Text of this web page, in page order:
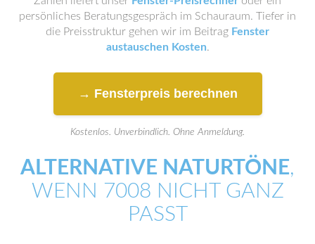
persönliches Beratungsgespräch im Schauraum. Tiefer in
die Preisstruktur gehen wir im Beitrag Fenster
austauschen Kosten.
→ Fensterpreis berechnen
Kostenlos. Unverbindlich. Ohne Anmeldung.
ALTERNATIVE NATURTÖNE,
WENN 7008 NICHT GANZ
PASST